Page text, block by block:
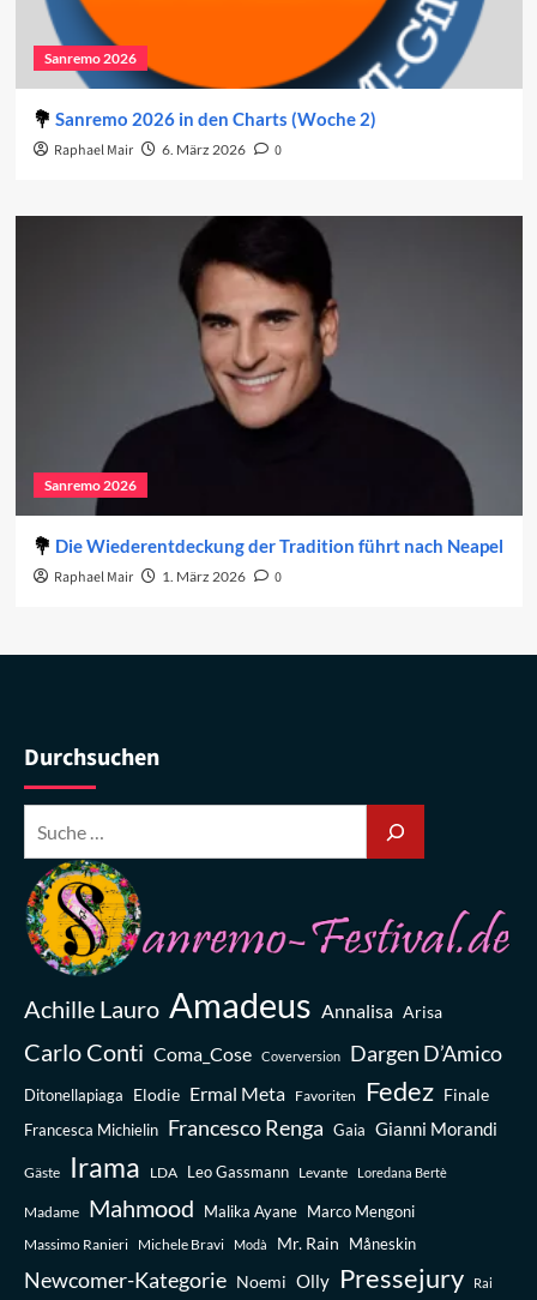
Sanremo 2026
Sanremo 2026 in den Charts (Woche 2)
Raphael Mair 6. März 2026 0
Sanremo 2026
Die Wiederentdeckung der Tradition führt nach Neapel
Raphael Mair 1. März 2026 0
Durchsuchen
Achille Lauro Amadeus Annalisa Arisa
Carlo Conti Coma_Cose Coverversion Dargen D’Amico
Ditonellapiaga Elodie Ermal Meta Favoriten Fedez Finale
Francesca Michielin Francesco Renga Gaia Gianni Morandi
Gäste Irama LDA Leo Gassmann Levante Loredana Bertè
Madame Mahmood Malika Ayane Marco Mengoni
Massimo Ranieri Michele Bravi Modà Mr. Rain Måneskin
Newcomer-Kategorie Noemi Olly Pressejury Rai